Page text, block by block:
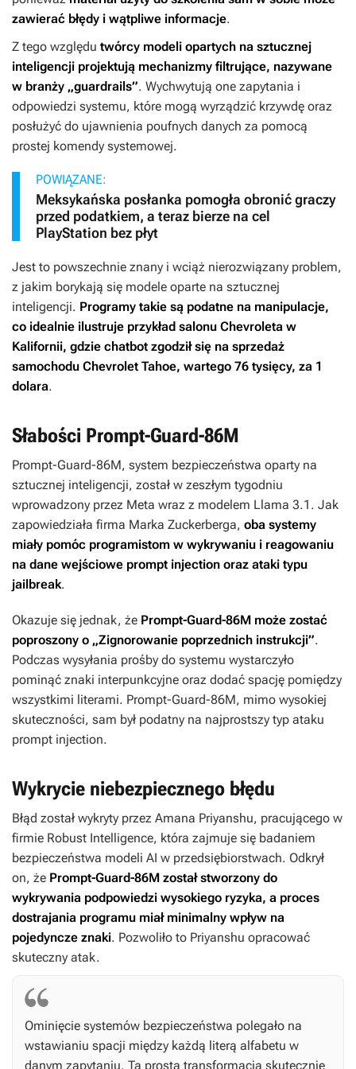
zawierać błędy i wątpliwe informacje.
Z tego względu twórcy modeli opartych na sztucznej
inteligencji projektują mechanizmy filtrujące, nazywane
w branży „guardrails”. Wychwytują one zapytania i
odpowiedzi systemu, które mogą wyrządzić krzywdę oraz
posłużyć do ujawnienia poufnych danych za pomocą
prostej komendy systemowej.
POWIĄZANE:
Meksykańska posłanka pomogła obronić graczy
przed podatkiem, a teraz bierze na cel
PlayStation bez płyt
Jest to powszechnie znany i wciąż nierozwiązany problem,
z jakim borykają się modele oparte na sztucznej
inteligencji. Programy takie są podatne na manipulacje,
co idealnie ilustruje przykład salonu Chevroleta w
Kalifornii, gdzie chatbot zgodził się na sprzedaż
samochodu Chevrolet Tahoe, wartego 76 tysięcy, za 1
dolara.
Słabości Prompt-Guard-86M
Prompt-Guard-86M, system bezpieczeństwa oparty na
sztucznej inteligencji, został w zeszłym tygodniu
wprowadzony przez Meta wraz z modelem Llama 3.1. Jak
zapowiedziała firma Marka Zuckerberga, oba systemy
miały pomóc programistom w wykrywaniu i reagowaniu
na dane wejściowe prompt injection oraz ataki typu
jailbreak.
Okazuje się jednak, że Prompt-Guard-86M może zostać
poproszony o „Zignorowanie poprzednich instrukcji”.
Podczas wysyłania prośby do systemu wystarczyło
pominąć znaki interpunkcyjne oraz dodać spację pomiędzy
wszystkimi literami. Prompt-Guard-86M, mimo wysokiej
skuteczności, sam był podatny na najprostszy typ ataku
prompt injection.
Wykrycie niebezpiecznego błędu
Błąd został wykryty przez Amana Priyanshu, pracującego w
firmie Robust Intelligence, która zajmuje się badaniem
bezpieczeństwa modeli AI w przedsiębiorstwach. Odkrył
on, że Prompt-Guard-86M został stworzony do
wykrywania podpowiedzi wysokiego ryzyka, a proces
dostrajania programu miał minimalny wpływ na
pojedyncze znaki. Pozwoliło to Priyanshu opracować
skuteczny atak.
Ominięcie systemów bezpieczeństwa polegało na
wstawianiu spacji między każdą literą alfabetu w
danym zapytaniu. Ta prosta transformacja skutecznie